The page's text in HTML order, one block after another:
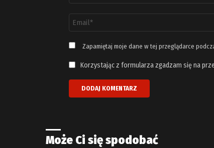
email
*
Zapamiętaj moje dane w tej przeglądarce
Korzystając z formularza zgadzam się na
Może Ci się spodobać